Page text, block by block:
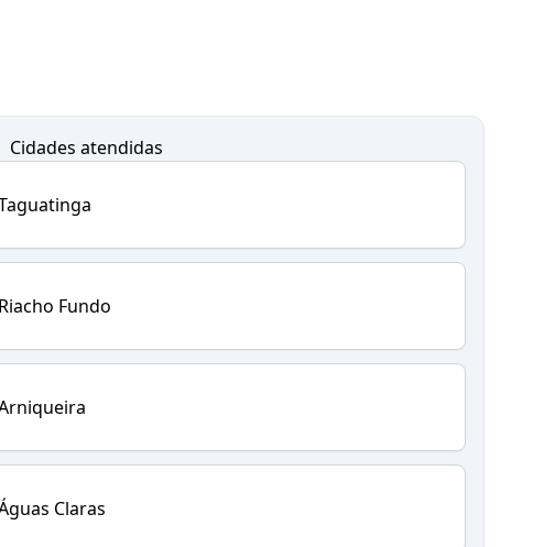
Cidades atendidas
Riacho Fundo
Claras